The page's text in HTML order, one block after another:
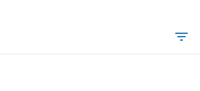
filter_list